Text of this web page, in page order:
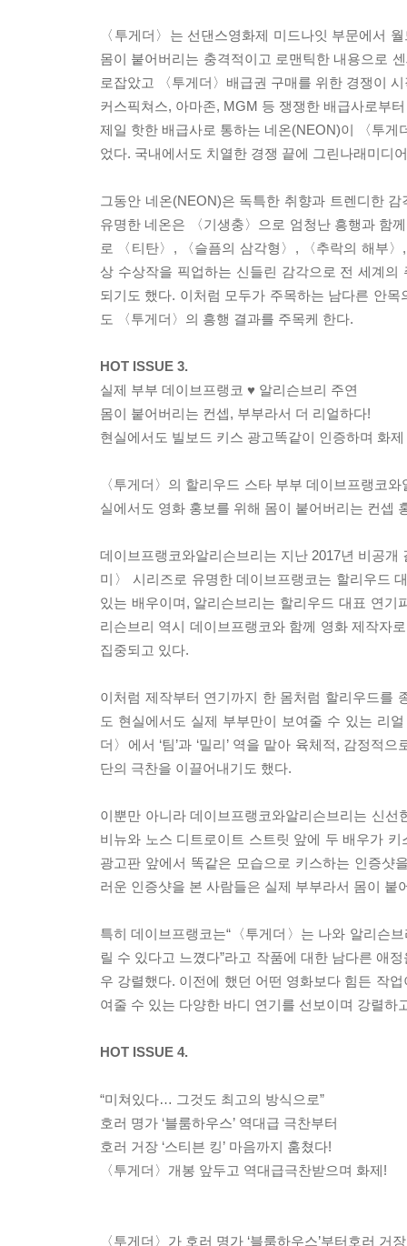
〈투게더〉는 선댄스영화제 미드나잇 부문에서
몸이 붙어버리는 충격적이고 로맨틱한 내용으로
로잡았고 〈투게더〉배급권 구매를 위한 경쟁이
커스픽쳐스, 아마존, MGM 등 쟁쟁한 배급사로부
제일 핫한 배급사로 통하는 네온(NEON)이 〈투
었다. 국내에서도 치열한 경쟁 끝에 그린나래미디
그동안 네온(NEON)은 독특한 취향과 트렌디한
유명한 네온은 〈기생충〉으로 엄청난 흥행과 함
로 〈티탄〉, 〈슬픔의 삼각형〉, 〈추락의 해부
상 수상작을 픽업하는 신들린 감각으로 전 세계
되기도 했다. 이처럼 모두가 주목하는 남다른 안
도 〈투게더〉의 흥행 결과를 주목케 한다.
HOT ISSUE 3.
실제 부부 데이브프랭코 ♥ 알리슨브리 주연
몸이 붙어버리는 컨셉, 부부라서 더 리얼하다!
현실에서도 빌보드 키스 광고똑같이 인증하며 화제
〈투게더〉의 할리우드 스타 부부 데이브프랭코
실에서도 영화 홍보를 위해 몸이 붙어버리는 컨셉
데이브프랭코와알리슨브리는 지난 2017년 비공
미〉 시리즈로 유명한 데이브프랭코는 할리우드
있는 배우이며, 알리슨브리는 할리우드 대표 연
리슨브리 역시 데이브프랭코와 함께 영화 제작자
집중되고 있다.
이처럼 제작부터 연기까지 한 몸처럼 할리우드를
도 현실에서도 실제 부부만이 보여줄 수 있는 리
더〉에서 ‘팀’과 ‘밀리’ 역을 맡아 육체적, 감정적
단의 극찬을 이끌어내기도 했다.
이뿐만 아니라 데이브프랭코와알리슨브리는 신
비뉴와 노스 디트로이트 스트릿 앞에 두 배우가
광고판 앞에서 똑같은 모습으로 키스하는 인증샷
러운 인증샷을 본 사람들은 실제 부부라서 몸이
특히 데이브프랭코는“〈투게더〉는 나와 알리슨
릴 수 있다고 느꼈다”라고 작품에 대한 남다른 애
우 강렬했다. 이전에 했던 어떤 영화보다 힘든 작
여줄 수 있는 다양한 바디 연기를 선보이며 강렬
HOT ISSUE 4.
“미쳐있다… 그것도 최고의 방식으로”
호러 명가 ‘블룸하우스’ 역대급 극찬부터
호러 거장 ‘스티븐 킹’ 마음까지 훔쳤다!
〈투게더〉개봉 앞두고 역대급극찬받으며 화제!
〈투게더〉가 호러 명가 ‘블룸하우스’부터호러